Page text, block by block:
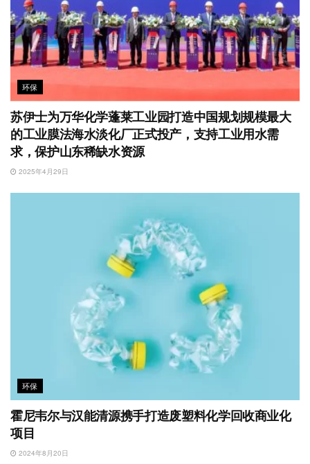
环保
苏伊士为万华化学蓬莱工业园打造中国规划规模最大
的工业膜法海水淡化厂正式投产，支持工业用水需
求，保护山东稀缺水资源
2025年4月29日
环保
霍尼韦尔与汉能清源携手打造废塑料化学回收商业化
项目
2024年8月20日